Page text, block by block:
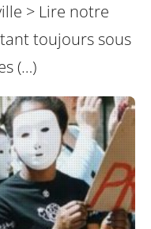
> Lire notre
toujours sous
(…)